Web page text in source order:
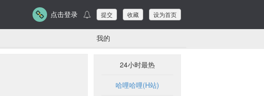
点击登录 提交 收藏 设为首页
我的
24小时最热
哈哩哈哩(H站)